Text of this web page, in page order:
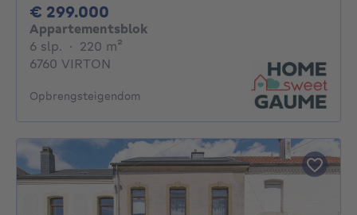
€ 299.000
Appartementsblok
6 slp. 6 slaapkamers
· 220 m²
6760 VIRTON
Opbrengsteigendom